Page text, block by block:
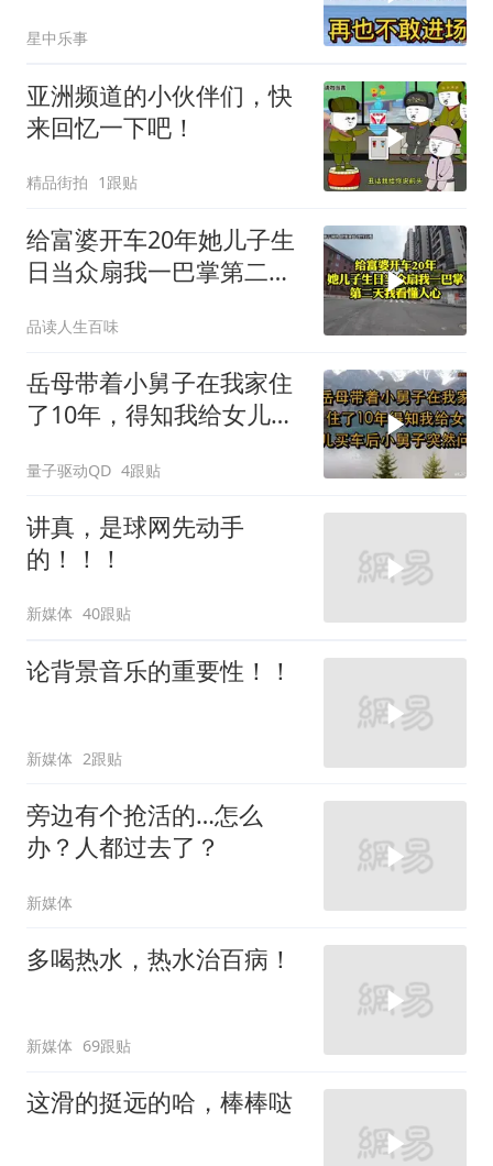
星中乐事
亚洲频道的小伙伴们，快
来回忆一下吧！
精品街拍 1跟贴
给富婆开车20年她儿子生
日当众扇我一巴掌第二天
品读人生百味
岳母带着小舅子在我家住
了10年，得知我给女儿买
量子驱动QD 4跟贴
讲真，是球网先动手
的！！！
新媒体 40跟贴
论背景音乐的重要性！！
新媒体 2跟贴
旁边有个抢活的…怎么
办？人都过去了？
新媒体
多喝热水，热水治百病！
新媒体 69跟贴
这滑的挺远的哈，棒棒哒